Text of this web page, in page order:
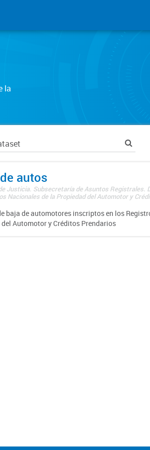
la
autos
Justicia. Subsecretaría de Asuntos Registrales.
Nacionales de la Propiedad del Automotor y
baja de automotores inscriptos en los
Automotor y Créditos Prendarios